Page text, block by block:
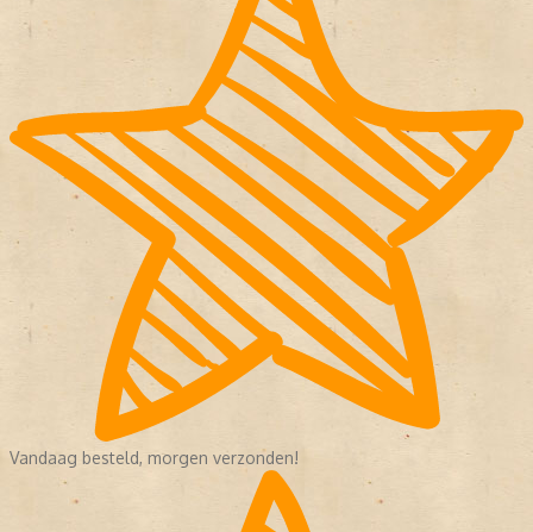
Vandaag besteld, morgen verzonden!